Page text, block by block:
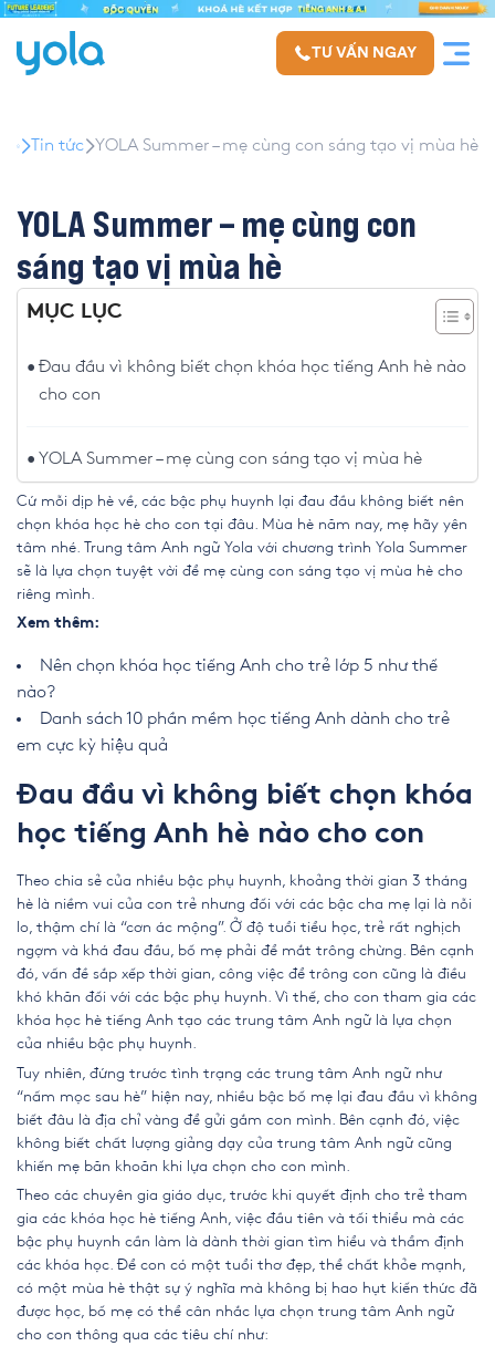
TƯ VẤN NGAY
Tin tức YOLA Summer – mẹ cùng con sáng tạo vị mùa hè
YOLA Summer – mẹ cùng con
sáng tạo vị mùa hè
MỤC LỤC
Đau đầu vì không biết chọn khóa học tiếng Anh hè nào
cho con
YOLA Summer – mẹ cùng con sáng tạo vị mùa hè
Cứ mỗi dịp hè về, các bậc phụ huynh lại đau đầu không biết nên
chọn khóa học hè cho con tại đâu. Mùa hè năm nay, mẹ hãy yên
tâm nhé. Trung tâm Anh ngữ Yola với chương trình Yola Summer
sẽ là lựa chọn tuyệt vời để mẹ cùng con sáng tạo vị mùa hè cho
riêng mình.
Xem thêm:
Nên chọn khóa học tiếng Anh cho trẻ lớp 5 như thế
nào?
Danh sách 10 phần mềm học tiếng Anh dành cho trẻ
em cực kỳ hiệu quả
Đau đầu vì không biết chọn khóa
học tiếng Anh hè nào cho con
Theo chia sẻ của nhiều bậc phụ huynh, khoảng thời gian 3 tháng
hè là niềm vui của con trẻ nhưng đối với các bậc cha mẹ lại là nỗi
lo, thậm chí là “cơn ác mộng”. Ở độ tuổi tiểu học, trẻ rất nghịch
ngợm và khá đau đầu, bố mẹ phải để mắt trông chừng. Bên cạnh
đó, vấn đề sắp xếp thời gian, công việc để trông con cũng là điều
khó khăn đối với các bậc phụ huynh. Vì thế, cho con tham gia các
khóa học hè tiếng Anh tạo các trung tâm Anh ngữ là lựa chọn
của nhiều bậc phụ huynh.
Tuy nhiên, đứng trước tình trạng các trung tâm Anh ngữ như
“nấm mọc sau hè” hiện nay, nhiều bậc bố mẹ lại đau đầu vì không
biết đâu là địa chỉ vàng để gửi gắm con mình. Bên cạnh đó, việc
không biết chất lượng giảng dạy của trung tâm Anh ngữ cũng
khiến mẹ băn khoăn khi lựa chọn cho con mình.
Theo các chuyên gia giáo dục, trước khi quyết định cho trẻ tham
gia các khóa học hè tiếng Anh, việc đầu tiên và tối thiểu mà các
bậc phụ huynh cần làm là dành thời gian tìm hiểu và thẩm định
các khóa học. Để con có một tuổi thơ đẹp, thể chất khỏe mạnh,
có một mùa hè thật sự ý nghĩa mà không bị hao hụt kiến thức đã
được học, bố mẹ có thể cân nhắc lựa chọn trung tâm Anh ngữ
cho con thông qua các tiêu chí như: